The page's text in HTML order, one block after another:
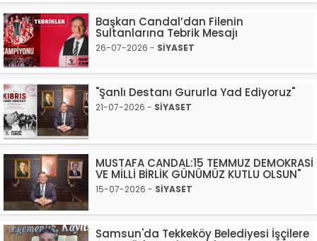
Başkan Candal’dan Filenin
Sultanlarına Tebrik Mesajı
26-07-2026 - SİYASET
"Şanlı Destanı Gururla Yad Ediyoruz"
21-07-2026 - SİYASET
MUSTAFA CANDAL:15 TEMMUZ DEMOKRASİ
VE MİLLİ BİRLİK GÜNÜMÜZ KUTLU OLSUN"
15-07-2026 - SİYASET
Samsun'da Tekkeköy Belediyesi İşçilere